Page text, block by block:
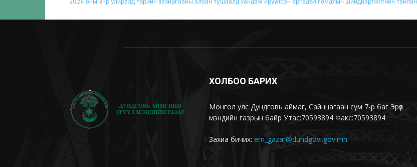
ХОЛБОО БАРИХ
Монгол улс Дундговь аймаг, Сайнцагаан сум 7-р баг Эрүүл
мэндийн газрын байр Утас:70593894 Факс:70593894
Захиа бичих: em_gazar@dundgovi.gov.mn